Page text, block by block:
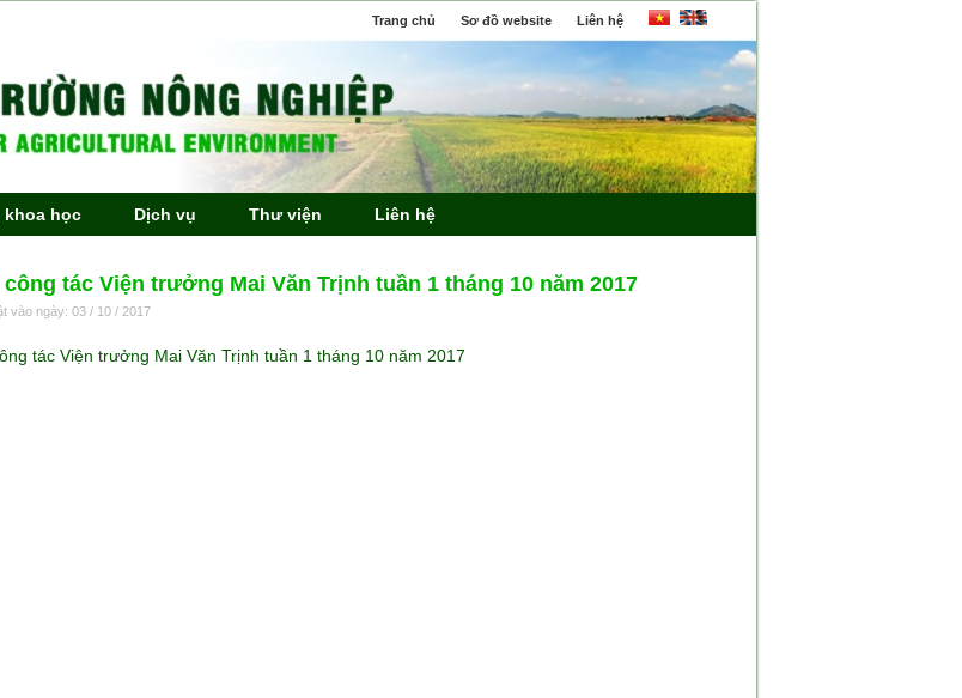
Trang chủ Sơ đồ website Liên hệ
khoa học Dịch vụ Thư viện Liên hệ
tác Viện trưởng Mai Văn Trịnh tuần 1 tháng 10 năm 2017
vào ngày: 03 / 10 / 2017
tác Viện trưởng Mai Văn Trịnh tuần 1 tháng 10 năm 2017